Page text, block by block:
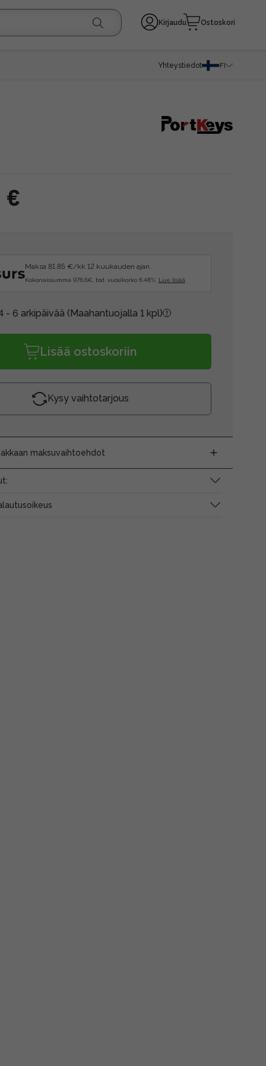
Kirjaudu Ostoskori
Yhteystiedot FI
€
Maksa 81.85 €/kk 12 kuukauden ajan.
Kokonaissumma 976.6€, tod. vuosikorko 6.48%. Lue lisää
- 6 arkipäivää (Maahantuojalla 1 kpl)
Lisää ostoskoriin
Kysy vaihtotarjous
maksuvaihtoehdot